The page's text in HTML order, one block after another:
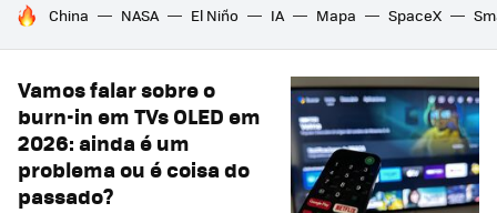
TENDÊNCIAS DO DIA
China NASA El Niño IA Mapa SpaceX
Vamos falar sobre o
burn-in em TVs OLED em
2026: ainda é um
problema ou é coisa do
passado?